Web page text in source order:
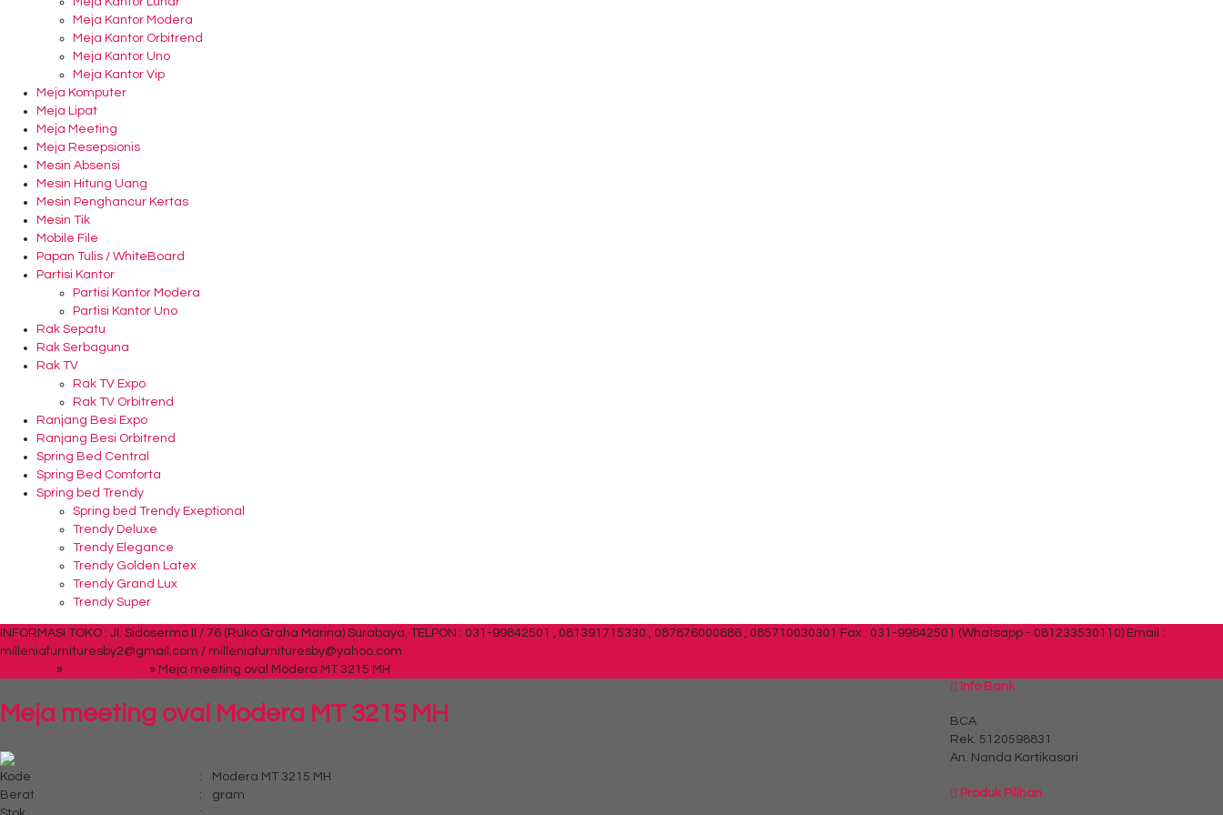
Meja Kantor Modera
Meja Kantor Orbitrend
Meja Kantor Uno
Meja Kantor Vip
Meja Komputer
Meja Lipat
Meja Meeting
Meja Resepsionis
Mesin Absensi
Mesin Hitung Uang
Mesin Penghancur Kertas
Mesin Tik
Mobile File
Papan Tulis / WhiteBoard
Partisi Kantor
Partisi Kantor Modera
Partisi Kantor Uno
Rak Sepatu
Rak Serbaguna
Rak TV
Rak TV Expo
Rak TV Orbitrend
Ranjang Besi Expo
Ranjang Besi Orbitrend
Spring Bed Central
Spring Bed Comforta
Spring bed Trendy
Spring bed Trendy Exeptional
Trendy Deluxe
Trendy Elegance
Trendy Golden Latex
Trendy Grand Lux
Trendy Super
INFORMASI TOKO : Jl. Sidosermo II / 76 (Ruko Graha Marina) Surabaya. TELPON : 031-99842501 , 081391715330 , 087876000886 , 085710030301 Fax : 031-99842501 (Whatsapp - 081233530110) Email :
milleniafurnituresby2@gmail.com / milleniafurnituresby@yahoo.com
» » Meja meeting oval Modera MT 3215 MH
Meja meeting oval Modera MT 3215 MH
Kode :
Modera MT 3215 MH
Berat
:
gram
Info Bank
BCA
Rek. 5120598831
An. Nanda Kartikasari
Produk Pilihan